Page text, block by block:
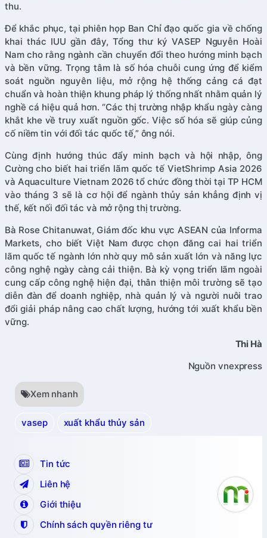
thu.
Để khắc phục, tại phiên họp Ban Chỉ đạo quốc gia về chống
khai thác IUU gần đây, Tổng thư ký VASEP Nguyễn Hoài
Nam cho rằng ngành cần chuyển đổi theo hướng minh bạch
và bền vững. Trọng tâm là số hóa chuỗi cung ứng để kiểm
soát nguồn nguyên liệu, mở rộng hệ thống cảng cá đạt
chuẩn và hoàn thiện khung pháp lý thống nhất nhằm quản lý
nghề cá hiệu quả hơn. “Các thị trường nhập khẩu ngày càng
khắt khe về truy xuất nguồn gốc. Việc số hóa sẽ giúp củng
cố niềm tin với đối tác quốc tế,” ông nói.
Cùng định hướng thúc đẩy minh bạch và hội nhập, ông
Cường cho biết hai triển lãm quốc tế VietShrimp Asia 2026
và Aquaculture Vietnam 2026 tổ chức đồng thời tại TP HCM
vào tháng 3 sẽ là cơ hội để ngành thủy sản khẳng định vị
thế, kết nối đối tác và mở rộng thị trường.
Bà Rose Chitanuwat, Giám đốc khu vực ASEAN của Informa
Markets, cho biết Việt Nam được chọn đăng cai hai triển
lãm quốc tế ngành lớn nhờ quy mô sản xuất lớn và năng lực
công nghệ ngày càng cải thiện. Bà kỳ vọng triển lãm ngoài
cung cấp công nghệ hiện đại, thân thiện môi trường sẽ tạo
diễn đàn để doanh nghiệp, nhà quản lý và người nuôi trao
đổi giải pháp nâng cao chất lượng, hướng tới xuất khẩu bền
vững.
Thi Hà
Nguồn vnexpress
Xem nhanh
vasep xuất khẩu thủy sản
Tin tức
Liên hệ
Giới thiệu
Chính sách quyền riêng tư